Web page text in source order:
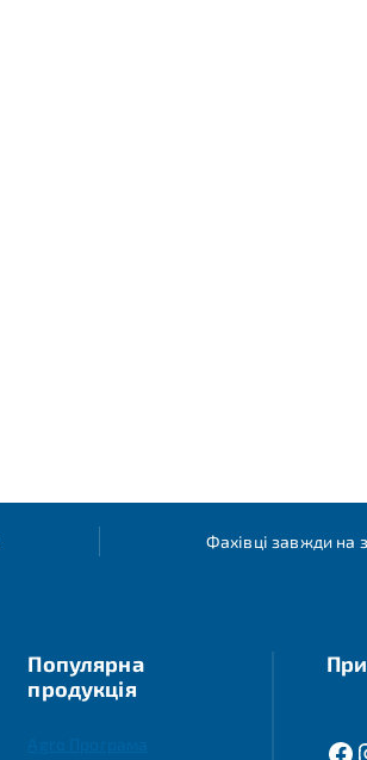
Фахівці завжди на
Популярна
продукція